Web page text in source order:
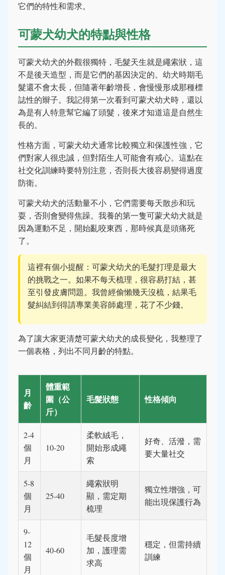
它們的特性和需求。
可蒙犬幼犬的特點與性格
可蒙犬幼犬的外觀很獨特，毛髮天生就是繩索狀，這
不是後天造型，而是它們的基因決定的。幼犬時期毛
髮還不會太長，但隨著年齡增長，會慢慢形成那種標
誌性的辮子。我記得第一次看到可蒙犬幼犬時，還以
為是有人特意幫它編了頭髮，後來才知道這是自然生
長的。
性格方面，可蒙犬幼犬通常比較獨立和保護性強，它
們對家人很忠誠，但對陌生人可能會有戒心。這點在
社交化訓練時要特別注意，否則長大後容易變得過度
防衛。
可蒙犬幼犬的活動量不小，它們需要每天散步和玩
耍，否則會變得焦躁。我養的第一隻可蒙犬幼犬就是
因為運動不足，開始亂咬東西，那時候真是頭痛死
了。
這裡有個小提醒：可蒙犬幼犬的毛髮打理是最大
的挑戰之一。如果不每天梳理，很容易打結，甚
至引發皮膚問題。我曾經偷懶幾天沒梳，結果毛
髮糾結到得請專業美容師處理，花了不少錢。
為了讓大家更清楚可蒙犬幼犬的成長變化，我整理了
一個表格，列出不同月齡的特點。
月
齡
體重範
圍（公
斤）
毛髮狀態 性格傾向
2-4
個
月
10-20
柔軟絨毛，
開始形成繩
索
好奇、活潑，需
要大量社交
5-8
個
月
25-40
繩索狀明
顯，需定期
梳理
獨立性增強，可
能出現保護行為
9-
12
個
月
40-60
毛髮長度增
加，護理需
求高
穩定，但需持續
訓練